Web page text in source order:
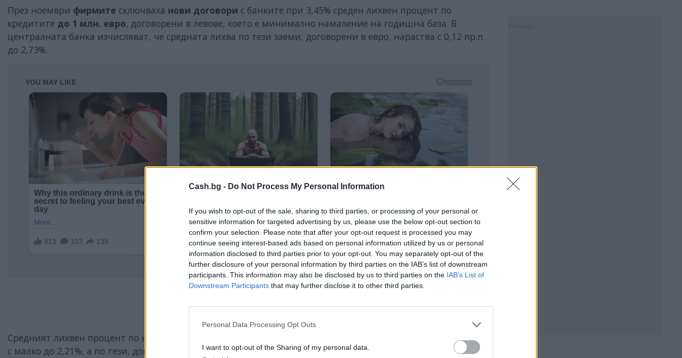
Cash.bg - Do Not Process My Personal Information
If you wish to opt-out of the sale, sharing to third parties, or processing of your personal or
sensitive information for targeted advertising by us, please use the below opt-out section to
confirm your selection. Please note that after your opt-out request is processed you may
continue seeing interest-based ads based on personal information utilized by us or personal
information disclosed to third parties prior to your opt-out. You may separately opt-out of the
further disclosure of your personal information by third parties on the IAB’s list of downstream
participants. This information may also be disclosed by us to third parties on the IAB’s List of
Downstream Participants that may further disclose it to other third parties.
Personal Data Processing Opt Outs
I want to opt-out of the Sharing of my personal data.
През ноември фирмите сключваха нови договори с банките при 3,45% среден лихвен процент по
кредитите до 1 млн. евро, договорени в левове, което е минимално намаление на годишна база. В
централната банка изчисляват, че средната лихва по тези заеми, договорени в евро, нараства с 0,12 пр.п.
до 2,73%.
Средният лихвен процент по новосключените
, договорени в левове, намалява
с малко до 2,21%, а по тези, договорени в евро, се увеличава с 0,47 пр.п. до 2,44%.